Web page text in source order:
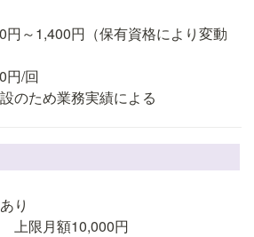
円（保有資格により変動
/回
のため業務実績による
り
上限月額10,000円